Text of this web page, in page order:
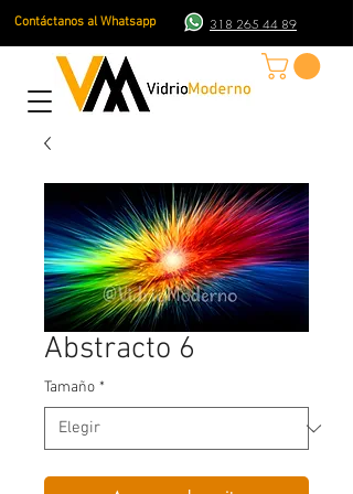
Contáctanos al Whatsapp 318 265 44 89
Abstracto 6
Tamaño *